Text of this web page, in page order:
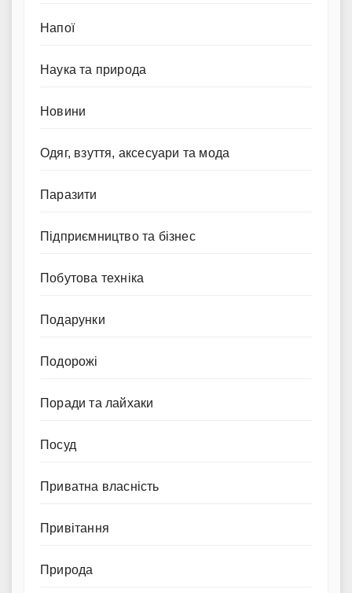
Напої
Наука та природа
Новини
Одяг, взуття, аксесуари та мода
Паразити
Підприємництво та бізнес
Побутова техніка
Подарунки
Подорожі
Поради та лайхаки
Посуд
Приватна власність
Привітання
Природа